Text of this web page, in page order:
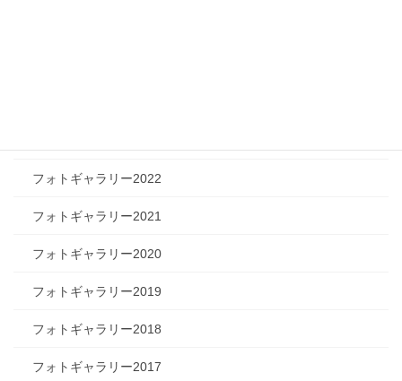
フォトギャラリー2022
フォトギャラリー2021
フォトギャラリー2020
フォトギャラリー2019
フォトギャラリー2018
フォトギャラリー2017